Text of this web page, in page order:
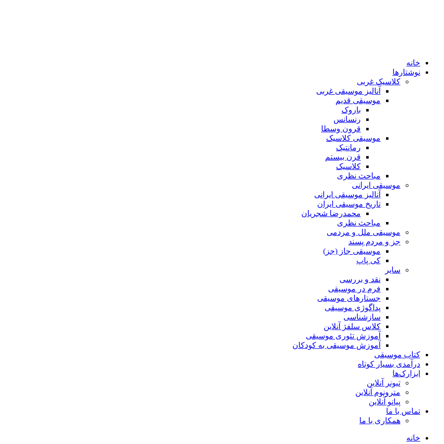
خانه
نوشتارها
کلاسیک غربی
آنالیز موسیقی غربی
موسیقی قدیم
باروک
رنسانس
قرون وسطا
موسیقی کلاسیک
رمانتیک
قرن بیستم
کلاسیک
مباحث نظری
موسیقی ایرانی
آنالیز موسیقی ایرانی
تاریخ موسیقی ایران
محمدرضا شجریان
مباحث نظری
موسیقی ملل و مردمی
جز و مردم پسند
موسیقی جاز (جز)
کی پاپ
سایر
نقد‌ و بررسی
فرم در موسیقی
جستارهای موسیقی
پداگوژی موسیقی
سازشناسی
کلاس سلفژ آنلاین
آموزش تئوری موسیقی
آموزش موسیقی به کودکان
کتاب موسیقی
درآمدی بسیار کوتاه
ابزارک‌ها
تیونر آنلاین
مترونوم آنلاین
پیانو آنلاین
تماس با ما
همکاری با ما
خانه